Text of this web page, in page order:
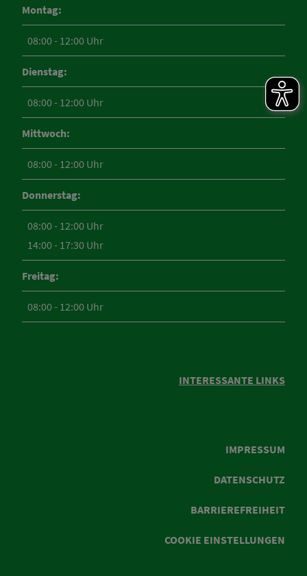
Montag:
08:00 - 12:00 Uhr
Dienstag:
08:00 - 12:00 Uhr
Mittwoch:
08:00 - 12:00 Uhr
Donnerstag:
08:00 - 12:00 Uhr
14:00 - 17:30 Uhr
Freitag:
08:00 - 12:00 Uhr
INTERESSANTE LINKS
IMPRESSUM
DATENSCHUTZ
BARRIEREFREIHEIT
COOKIE EINSTELLUNGEN